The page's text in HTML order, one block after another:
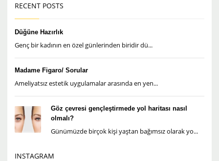
RECENT POSTS
Düğüne Hazırlık
Genç bir kadının en özel günlerinden biridir dü...
Madame Figaro/ Sorular
Ameliyatsız estetik uygulamalar arasında en yen...
Göz çevresi gençleştirmede yol haritası nasıl
olmalı?
Günümüzde birçok kişi yaştan bağımsız olarak yo...
INSTAGRAM